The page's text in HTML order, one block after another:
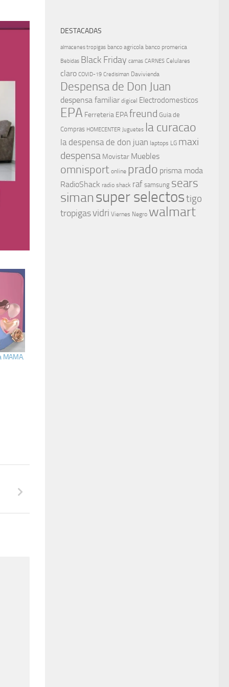
MAMA.
DESTACADAS
almacenes tropigas banco agricola banco promerica
Bebidas Black Friday camas CARNES Celulares
claro COVID-19 Credisiman Davivienda
Despensa de Don Juan
despensa familiar digicel Electrodomesticos
EPA Ferreteria EPAfreund Guia de
Compras HOMECENTER Juguetes la curacao
la despensa de don juan laptops LG maxi
despensa Movistar Muebles
omnisport online prado prisma moda
RadioShack radio shack raf samsung sears
simansuper selectostigo
tropigasvidri Viernes Negro walmart